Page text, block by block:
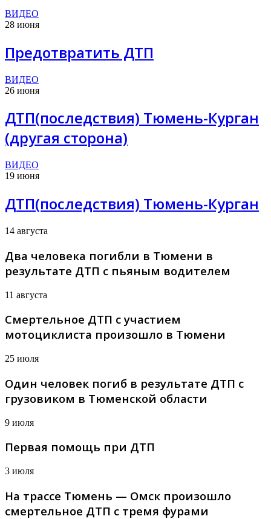
ВИДЕО
28 июня
Предотвратить ДТП
ВИДЕО
26 июня
ДТП(последствия) Тюмень-Курган
(другая сторона)
ВИДЕО
19 июня
ДТП(последствия) Тюмень-Курган
14 августа
Два человека погибли в Тюмени в
результате ДТП с пьяным водителем
11 августа
Смертельное ДТП с участием
мотоциклиста произошло в Тюмени
25 июля
Один человек погиб в результате ДТП с
грузовиком в Тюменской области
9 июля
Первая помощь при ДТП
3 июля
На трассе Тюмень — Омск произошло
смертельное ДТП с тремя фурами